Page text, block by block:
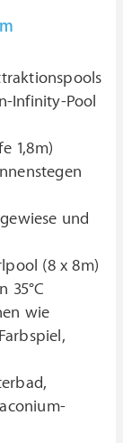
Infinity-Pool
1,8m)
und
(8 x 8m)
35°C
wie